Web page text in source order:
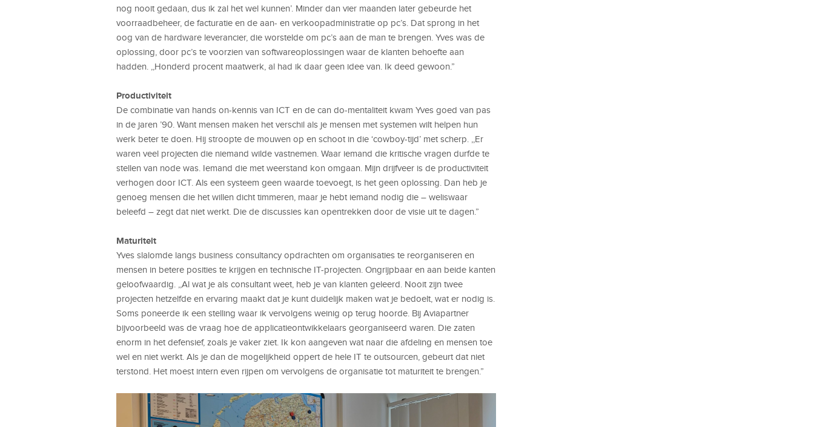
nog nooit gedaan, dus ik zal het wel kunnen’. Minder dan vier maanden later gebeurde het
voorraadbeheer, de facturatie en de aan- en verkoopadministratie op pc’s. Dat sprong in het
oog van de hardware leverancier, die worstelde om pc’s aan de man te brengen. Yves was de
oplossing, door pc’s te voorzien van softwareoplossingen waar de klanten behoefte aan
hadden. ,,Honderd procent maatwerk, al had ik daar geen idee van. Ik deed gewoon.”
Productiviteit
De combinatie van hands on-kennis van ICT en de can do-mentaliteit kwam Yves goed van pas
in de jaren ’90. Want mensen maken het verschil als je mensen met systemen wilt helpen hun
werk beter te doen. Hij stroopte de mouwen op en schoot in die ‘cowboy-tijd’ met scherp. ,,Er
waren veel projecten die niemand wilde vastnemen. Waar iemand die kritische vragen durfde te
stellen van node was. Iemand die met weerstand kon omgaan. Mijn drijfveer is de productiviteit
verhogen door ICT. Als een systeem geen waarde toevoegt, is het geen oplossing. Dan heb je
genoeg mensen die het willen dicht timmeren, maar je hebt iemand nodig die – weliswaar
beleefd – zegt dat niet werkt. Die de discussies kan opentrekken door de visie uit te dagen.”
Maturiteit
Yves slalomde langs business consultancy opdrachten om organisaties te reorganiseren en
mensen in betere posities te krijgen en technische IT-projecten. Ongrijpbaar en aan beide kanten
geloofwaardig. ,,Al wat je als consultant weet, heb je van klanten geleerd. Nooit zijn twee
projecten hetzelfde en ervaring maakt dat je kunt duidelijk maken wat je bedoelt, wat er nodig is.
Soms poneerde ik een stelling waar ik vervolgens weinig op terug hoorde. Bij Aviapartner
bijvoorbeeld was de vraag hoe de applicatieontwikkelaars georganiseerd waren. Die zaten
enorm in het defensief, zoals je vaker ziet. Ik kon aangeven wat naar die afdeling en mensen toe
wel en niet werkt. Als je dan de mogelijkheid oppert de hele IT te outsourcen, gebeurt dat niet
terstond. Het moest intern even rijpen om vervolgens de organisatie tot maturiteit te brengen.”